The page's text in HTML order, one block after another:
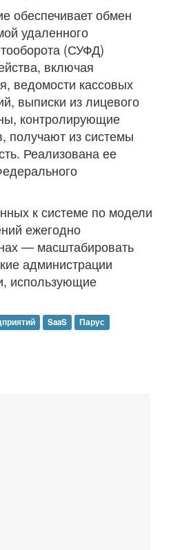
обеспечивает обмен
удаленного
(СУФД)
включая
ведомости кассовых
выписки из лицевого
контролирующие
получают из системы
Реализована ее
к системе по модели
ежегодно
— масштабировать
администрации
использующие
SaaS
Парус